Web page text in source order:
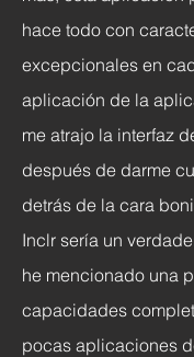
hace todo con
excepcionales en
aplicación de la
me atrajo la interfaz
después de darme
detrás de la cara
Inclr sería un
he mencionado una
capacidades
pocas aplicaciones